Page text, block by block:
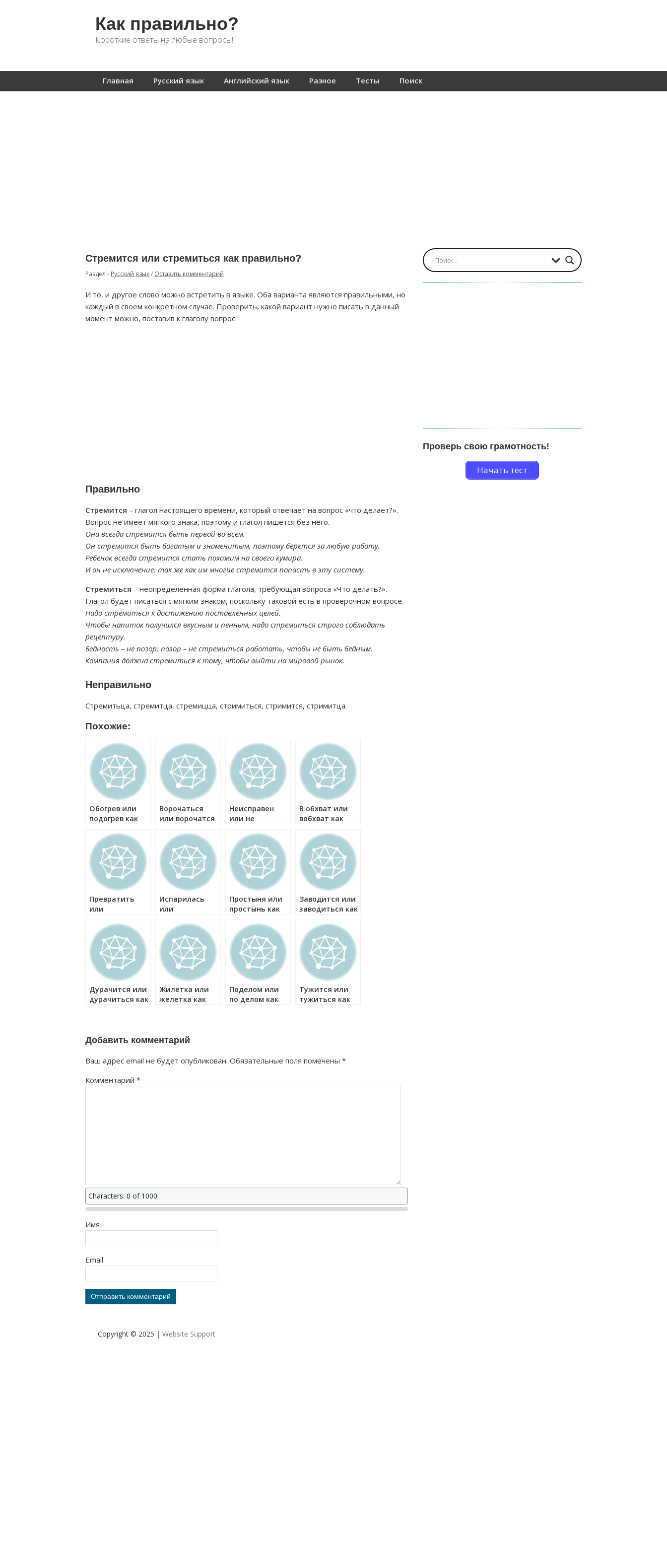
Как правильно?
Короткие ответы на любые вопросы!
Главная Русский язык Английский язык Разное Тесты Поиск
Стремится или стремиться как правильно?
Раздел - Русский язык/ Оставить комментарий
И то, и другое слово можно встретить в языке. Оба варианта являются правильными, но
каждый в своем конкретном случае. Проверить, какой вариант нужно писать в данный
момент можно, поставив к глаголу вопрос.
Правильно
Стремится – глагол настоящего времени, который отвечает на вопрос «что делает?».
Вопрос не имеет мягкого знака, поэтому и глагол пишется без него.
Она всегда стремится быть первой во всем.
Он стремится быть богатым и знаменитым, поэтому берется за любую работу.
Ребенок всегда стремится стать похожим на своего кумира.
И он не исключение: так же как им многие стремится попасть в эту систему.
Стремиться – неопределенная форма глагола, требующая вопроса «Что делать?».
Глагол будет писаться с мягким знаком, поскольку таковой есть в проверочном вопросе.
Надо стремиться к достижению поставленных целей.
Чтобы напиток получился вкусным и пенным, надо стремиться строго соблюдать
рецептуру.
Бедность – не позор; позор – не стремиться работать, чтобы не быть бедным.
Компания должна стремиться к тому, чтобы выйти на мировой рынок.
Неправильно
Стремитьца, стремитца, стремицца, стримиться, стримится, стримитца.
Похожие:
Обогрев или
подогрев как
Ворочаться
или ворочатся
Неисправен
или не
правильно?
В обхват или
вобхват как
Превратить
или
правильно?
Испарилась
или
как правильно?
Простыня или
простынь как
Заводится или
заводиться как
Дурачится или
дурачиться как
Жилетка или
желетка как
Поделом или
по делом как
Тужится или
тужиться как
Добавить комментарий
Ваш адрес email не будет опубликован. Обязательные поля помечены *
Комментарий *
Characters: 0 of 1000
Имя
Email
Проверь свою грамотность!
Начать тест
Copyright © 2025 | Website Support